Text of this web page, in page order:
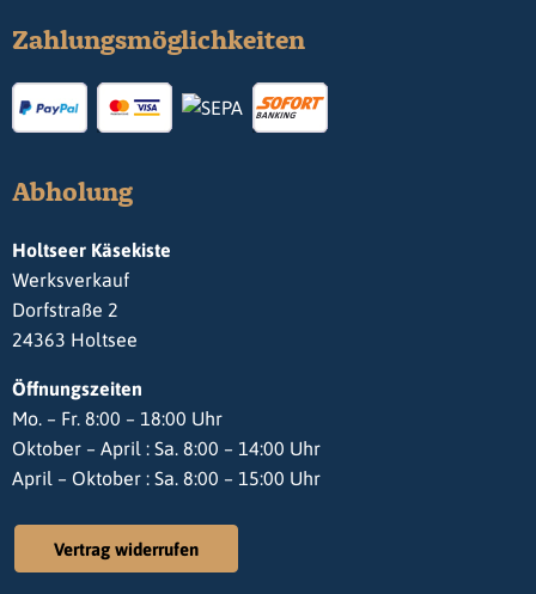
Zahlungsmöglichkeiten
Abholung
Holtseer Käsekiste
Werksverkauf
Dorfstraße 2
24363 Holtsee
Öffnungszeiten
Mo. – Fr. 8:00 – 18:00 Uhr
Oktober – April : Sa. 8:00 – 14:00 Uhr
April – Oktober : Sa. 8:00 – 15:00 Uhr
Vertrag widerrufen